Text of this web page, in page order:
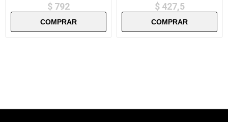
$ 792 $ 427,5